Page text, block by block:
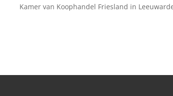
Kamer van Koophandel Friesland in